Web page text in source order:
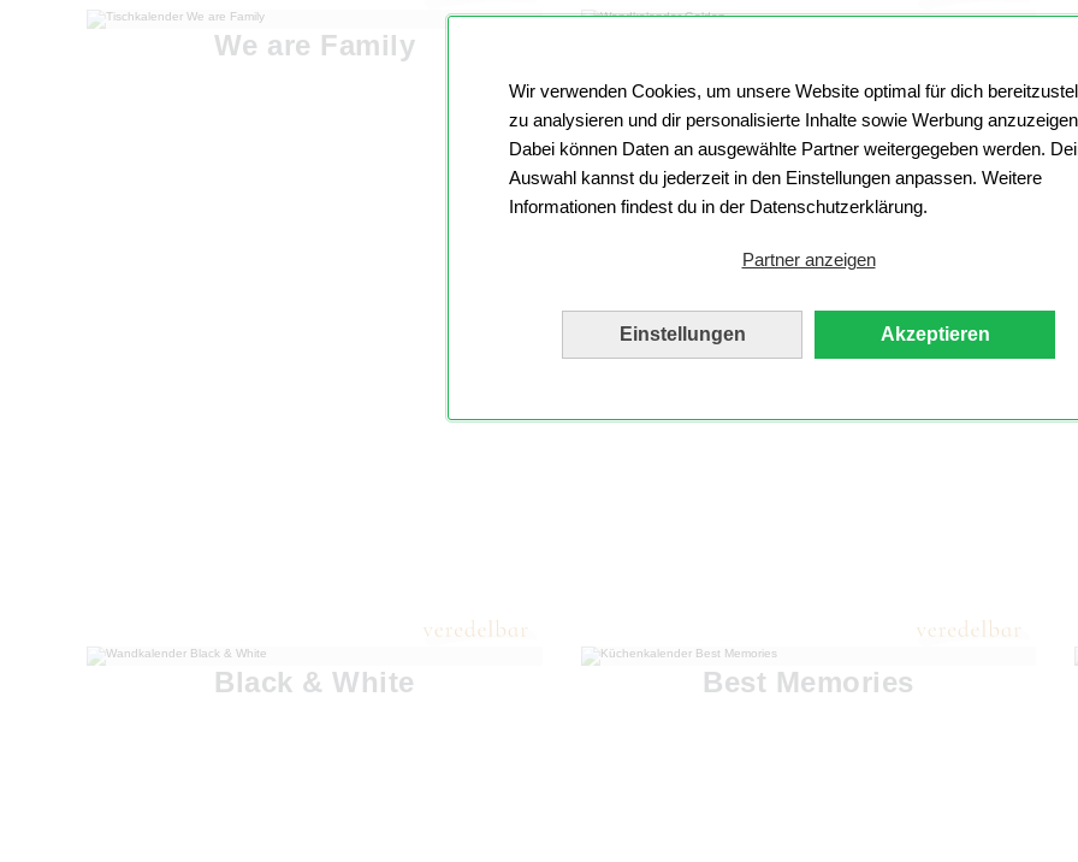
Wir verwenden Cookies, um unsere Website optimal für dich
zu analysieren und dir personalisierte Inhalte sowie Werbung
Dabei können Daten an ausgewählte Partner weitergegeben werden.
Auswahl kannst du jederzeit in den Einstellungen anpassen. Weitere
Informationen findest du in der Datenschutzerklärung.
Partner anzeigen
Einstellungen Akzeptieren
We are Family
Black & White Best Memories